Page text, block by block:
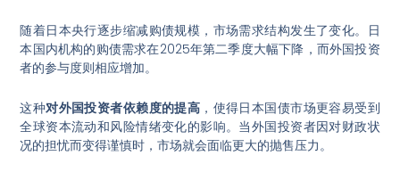
随着日本央行逐步缩减购债规模，市场需求结构发生了变化。日
本国内机构的购债需求在2025年第二季度大幅下降，而外国投资
者的参与度则相应增加。
这种对外国投资者依赖度的提高 ，使得日本国债市场更容易受到
全球资本流动和风险情绪变化的影响。当外国投资者因对财政状
况的担忧而变得谨慎时，市场就会面临更大的抛售压力。